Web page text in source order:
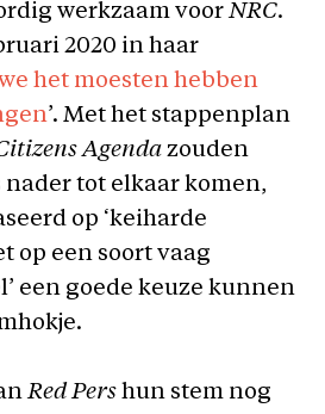
werkzaam voorNRC.
2020 in haar
het moesten hebben
’. Met het stappenplan
Agenda zouden
nader tot elkaar komen,
op ‘keiharde
op een soort vaag
een goede keuze kunnen
Red Pers hun stem nog